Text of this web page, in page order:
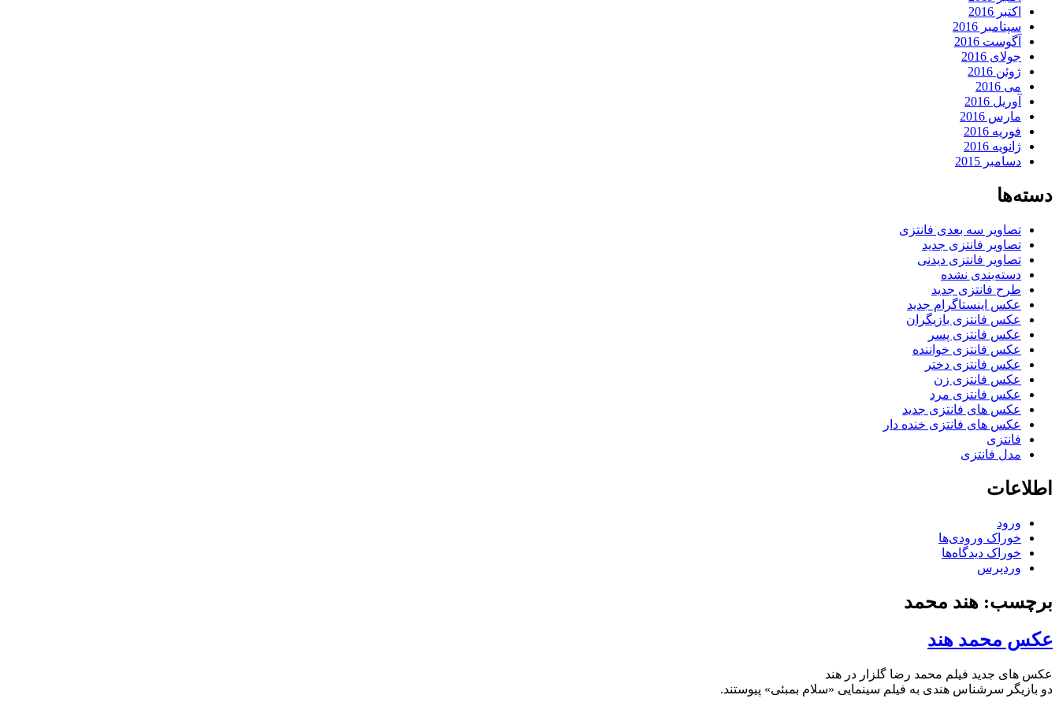
اکتبر 2016
سپتامبر 2016
آگوست 2016
جولای 2016
ژوئن 2016
می 2016
آوریل 2016
مارس 2016
فوریه 2016
ژانویه 2016
دسامبر 2015
دسته‌ها
تصاویر سه بعدی فانتزی
تصاویر فانتزی جدید
تصاویر فانتزی دیدنی
دسته‌بندی نشده
طرح فانتزی جدید
عکس اینستاگرام جدید
عکس فانتزی بازیگران
عکس فانتزی پسر
عکس فانتزی خواننده
عکس فانتزی دختر
عکس فانتزی زن
عکس فانتزی مرد
عکس های فانتزی جدید
عکس های فانتزی خنده دار
فانتزی
مدل فانتزی
اطلاعات
ورود
خوراک ورودی‌ها
خوراک دیدگاه‌ها
وردپرس
برچسب: هند محمد
عکس محمد هند
عکس های جدید فیلم محمد رضا گلزار در هند
دو بازیگر سرشناس هندی به فیلم سینمایی «سلام بمبئی» پیوستند.